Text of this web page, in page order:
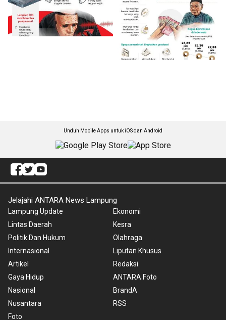
Unduh Mobile Apps untuk iOS dan Android
Jelajahi ANTARA News Lampung
Lampung Update
Lintas Daerah
Politik Dan Hukum
Internasional
Artikel
Gaya Hidup
Nasional
Nusantara
Foto
Ekonomi
Kesra
Olahraga
Liputan Khusus
Redaksi
ANTARA Foto
BrandA
RSS